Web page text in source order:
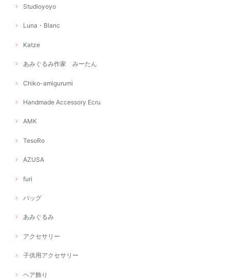
Studioyoyo
Luna・Blanc
Katze
あみぐるみ作家 みーたん
Chiko-amigurumi
Handmade Accessory Ecru
AMK
TesoRo
AZUSA
furi
バッグ
あみぐるみ
アクセサリー
子供用アクセサリー
ヘア飾り